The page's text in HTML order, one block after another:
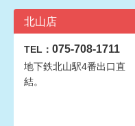
北山店
TEL： 075-708-1711
地下鉄北山駅4番出口直
結。